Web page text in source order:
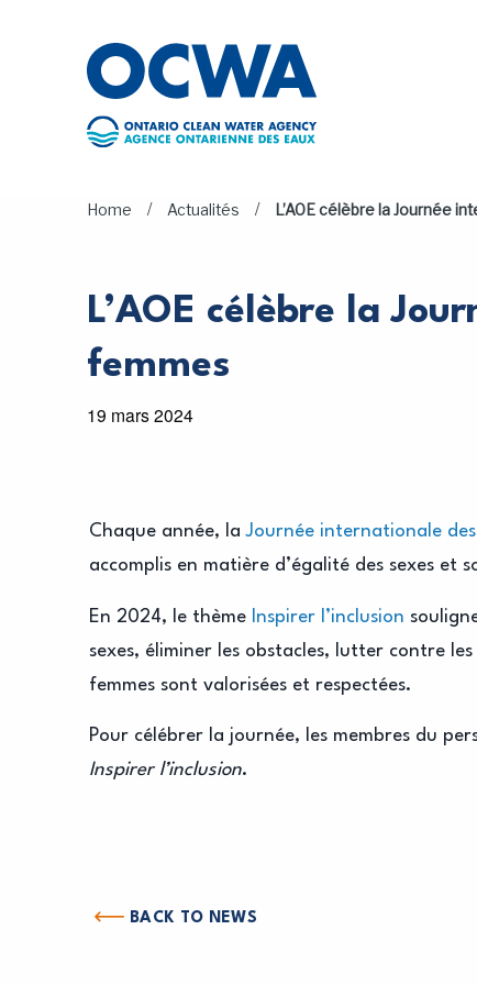
Home / Actualités / L’AOE célèbre la Journée
L’AOE célèbre la
femmes
19 mars 2024
Chaque année, laJournée internationale
accomplis en matière d’égalité des sexes et
En 2024, le thème Inspirer l’inclusion
sexes, éliminer les obstacles, lutter contre
femmes sont valorisées et respectées.
Pour célébrer la journée, les membres du
Inspirer l’inclusion.
BACK TO NEWS